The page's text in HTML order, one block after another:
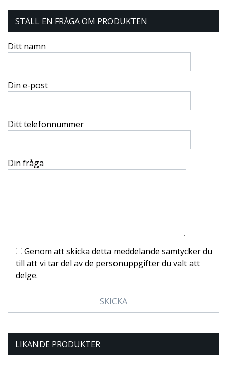
STÄLL EN FRÅGA OM PRODUKTEN
Ditt namn
Din e-post
Ditt telefonnummer
Din fråga
Genom att skicka detta meddelande samtycker du
till att vi tar del av de personuppgifter du valt att
delge.
LIKANDE PRODUKTER